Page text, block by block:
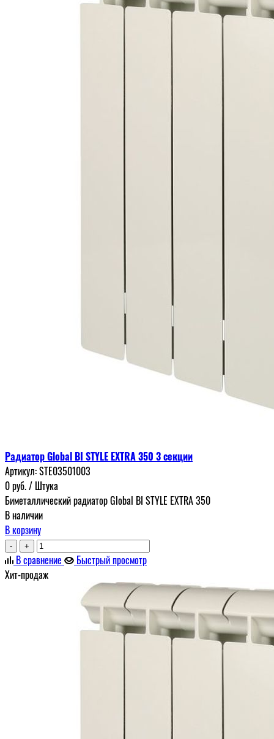
Радиатор Global BI STYLE EXTRA 350 3 секции
Артикул:STE03501003
0руб./ Штука
Биметаллический радиатор Global BI STYLE EXTRA 350
В наличии
В корзину
- +
В сравнение
Быстрый просмотр
Хит-продаж